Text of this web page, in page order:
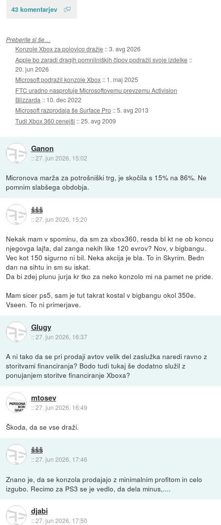
43 komentarjev
Preberite si še…
Konzole Xbox za polovico dražje ::3. avg 2026
Apple bo zaradi dragih pomnilniških čipov podražil svoje izdelke ::
20. jun 2026
Microsoft podražil konzole Xbox :: 1. maj 2025
FTC uradno nasprotuje Microsoftovemu prevzemu Activision
Blizzarda :: 10. dec 2022
Microsoft razprodaja še Surface Pro ::5. avg 2013
Tudi Xbox 360 cenejši ::25. avg 2009
Ganon
::27. jun 2026, 15:02
Micronova marža za potrošniški trg, je skočila s 15% na 86%. Ne
pomnim slabšega obdobja.
ššš
::27. jun 2026, 15:20
Nekak mam v spominu, da sm za xbox360, resda bl kt ne ob koncu
njegovga lajfa, dal zanga nekih like 120 evrov? Nov, v bigbangu.
Vec kot 150 sigurno ni bil. Neka akcija je bla. To in Skyrim. Bedn
dan na sihtu in sm su iskat.
Da bi zdej plunu jurja kr tko za neko konzolo mi na pamet ne pride.
Mam sicer ps5, sam je tut takrat kostal v bigbangu okol 350e.
Vseen. To ni primerjave.
Glugy
::27. jun 2026, 16:37
A ni tako da se pri prodaji avtov velik del zaslužka naredi ravno z
storitvami financiranja? Bodo tudi tukaj še dodatno služil z
ponujanjem storitve financiranje Xboxa?
mtosev
::27. jun 2026, 16:49
Škoda, da se vse draži.
ššš
::27. jun 2026, 17:46
Znano je, da se konzola prodajajo z minimalnim profitom in celo
izgubo. Recimo za PS3 se je vedlo, da dela minus,....
djabi
::27. jun 2026, 17:50